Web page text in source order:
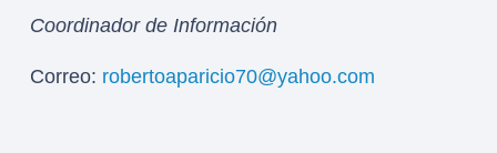
Coordinador de Información
Correo: robertoaparicio70@yahoo.com